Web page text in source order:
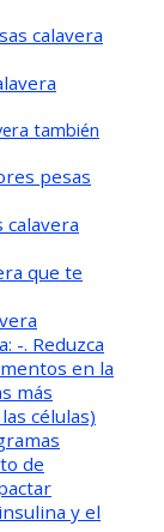
calavera
también
pesas
calavera
que te
-. Reduzca
en la
más
células)
de
y el